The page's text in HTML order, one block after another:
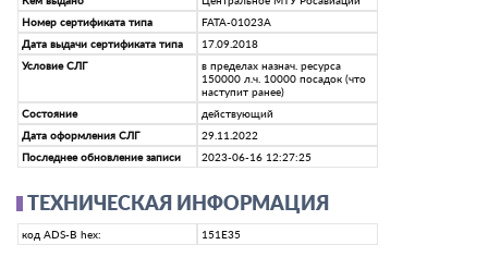
Номер сертификата типа
FATA-01023A
Дата выдачи сертификата типа
17.09.2018
Условие СЛГ
в пределах назнач. ресурса
150000 л.ч. 10000 посадок (что
наступит ранее)
Состояние
действующий
Дата оформления СЛГ
29.11.2022
Последнее обновление записи
2023-06-16 12:27:25
ТЕХНИЧЕСКАЯ ИНФОРМАЦИЯ
код ADS-B hex: 151E35